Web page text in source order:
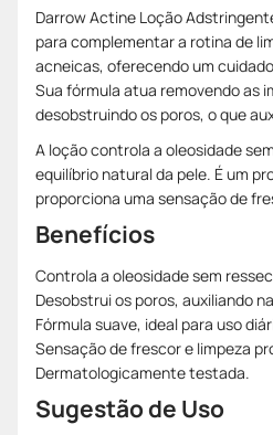
Darrow Actine Loção
para complementar a rotina de
acneicas, oferecendo um
Sua fórmula atua removendo as
desobstruindo os poros, o que
A loção controla a oleosidade
equilíbrio natural da pele. É um
proporciona uma sensação de
Benefícios
Controla a oleosidade sem
Desobstrui os poros, auxiliando
Fórmula suave, ideal para uso
Sensação de frescor e limpeza
Dermatologicamente testada.
Sugestão de Uso